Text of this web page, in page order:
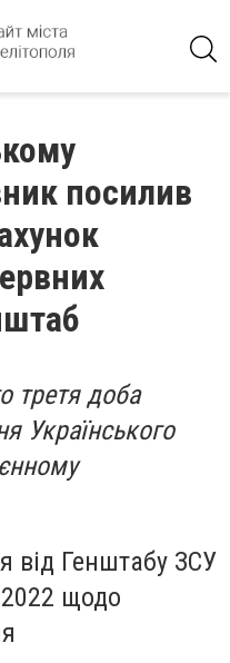
посилив
третя доба
Українського
від Генштабу ЗСУ
щодо